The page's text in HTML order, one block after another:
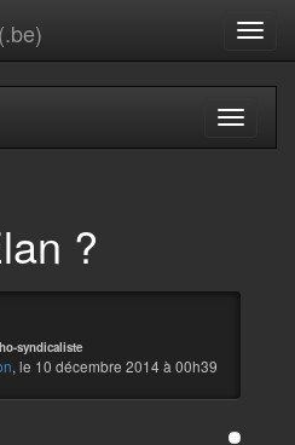
?
syndicaliste
, le 10 décembre 2014 à 00h39